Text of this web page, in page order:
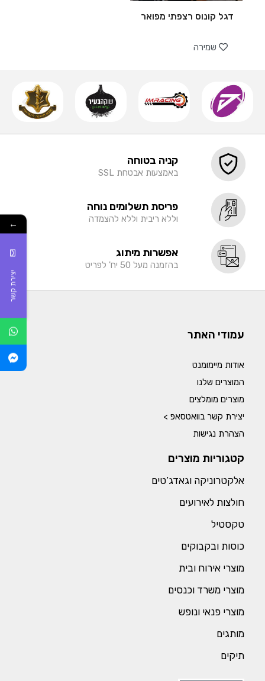
דגל קונוס רצפתי מפואר
שמירה
קניה בטוחה
באמצעות אבטחת SSL
פריסת תשלומים נוחה
וללא ריבית וללא להצמדה
אפשרות מיתוג
בהזמנה מעל 50 יח' לפריט
עמודי האתר
אודות מיימומנט
המוצרים שלנו
מוצרים מומלצים
יצירת קשר בוואטסאפ >
הצהרת נגישות
קטגוריות מוצרים
אלקטרוניקה וגאדג’טים
חולצות לאירועים
טקסטיל
כוסות ובקבוקים
מוצרי אירוח ובית
מוצרי משרד וכנסים
מוצרי פנאי ונופש
מותגים
תיקים
←
יצירת קשר